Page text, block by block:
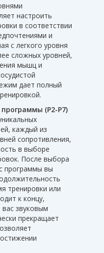
настроить
в соответствии
и
с легкого уровня
сложных уровней,
мышц и
дает полный
(P2-P7)
каждый из
сопротивления,
в выборе
После выбора
программы вы
тренировки или
к концу,
звуковым
прекращает